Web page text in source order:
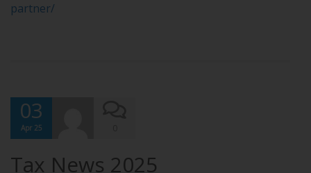
partner/
03
Apr 25
Tax News 2025